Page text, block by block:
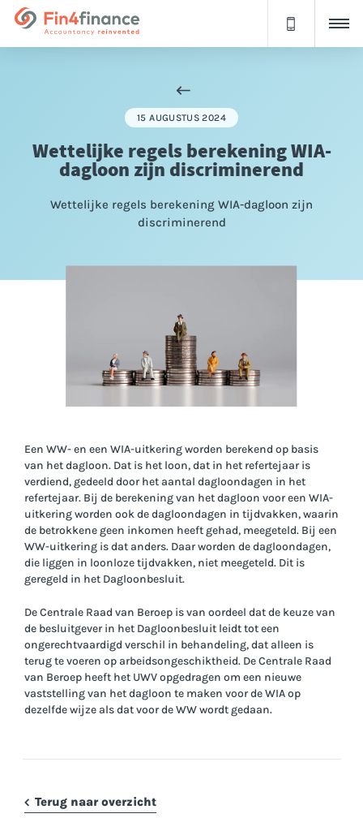
15 AUGUSTUS 2024
Wettelijke regels berekening WIA-
dagloon zijn discriminerend
Wettelijke regels berekening WIA-dagloon zijn
discriminerend
Een WW- en een WIA-uitkering worden berekend op basis
van het dagloon. Dat is het loon, dat in het refertejaar is
verdiend, gedeeld door het aantal dagloondagen in het
refertejaar. Bij de berekening van het dagloon voor een WIA-
uitkering worden ook de dagloondagen in tijdvakken, waarin
de betrokkene geen inkomen heeft gehad, meegeteld. Bij een
WW-uitkering is dat anders. Daar worden de dagloondagen,
die liggen in loonloze tijdvakken, niet meegeteld. Dit is
geregeld in het Dagloonbesluit.
De Centrale Raad van Beroep is van oordeel dat de keuze van
de besluitgever in het Dagloonbesluit leidt tot een
ongerechtvaardigd verschil in behandeling, dat alleen is
terug te voeren op arbeidsongeschiktheid. De Centrale Raad
van Beroep heeft het UWV opgedragen om een nieuwe
vaststelling van het dagloon te maken voor de WIA op
dezelfde wijze als dat voor de WW wordt gedaan.
Terug naar overzicht